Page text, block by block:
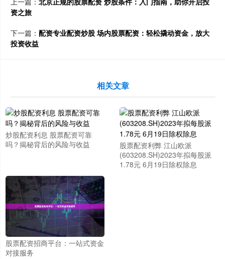
资之旅
下一篇： 配资专业配资炒股 场内股票配资：轻松撬动资金，放大
投资收益
相关文章
炒股配资利息 股票配资可靠
吗？揭秘背后的风险与收益
股票配资利弊 江山欧派
(603208.SH)2023年拟每股派
1.78元 6月19日除权除息
股票配资招商平台：一站式资金
对接服务